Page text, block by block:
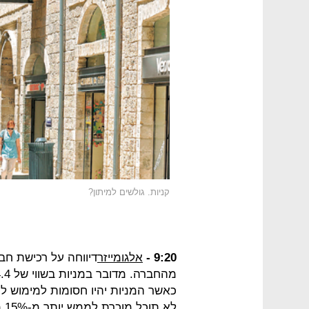
קניות. גולשים למיתון?
9:20 - אלגומייזר
כאשר המניות יהיו חסומות